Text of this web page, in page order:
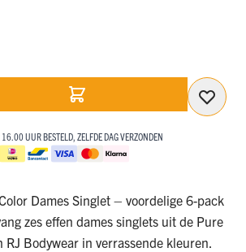
16.00 UUR BESTELD, ZELFDE DAG VERZONDEN
Dames Singlet – voordelige 6-pack
zes effen dames singlets uit de Pure
RJ Bodywear in verrassende kleuren.